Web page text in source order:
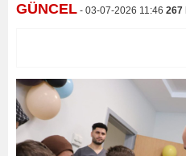
GÜNCEL - 03-07-2026 11:46 267